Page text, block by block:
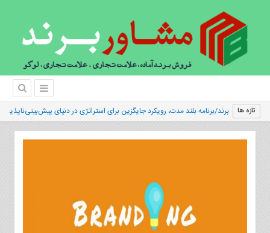
تازه ها برند/برنامه بلند مدت، رویکرد جایگزین برای استراتژی در دنیای پیش‌بینی‌ناپذیر